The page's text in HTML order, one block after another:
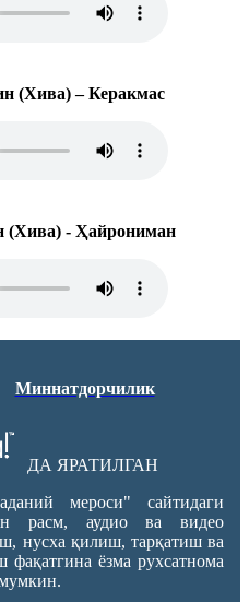
(Хива) – Керакмас
- Ҳайрониман
Миннатдорчилик
ДА ЯРАТИЛГАН
мероси" сайтидаги
расм, аудио ва видео
нусха қилиш, тарқатиш ва
ёзма рухсатнома